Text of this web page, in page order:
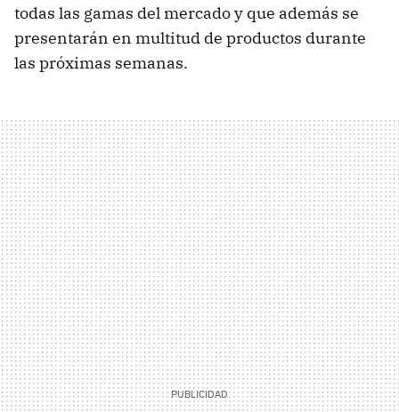
todas las gamas del mercado y que además se
presentarán en multitud de productos durante
las próximas semanas.